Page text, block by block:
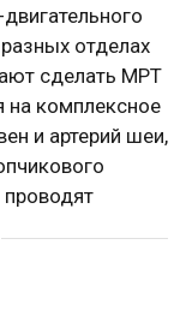
отделах
сделать МРТ
на комплексное
и артерий шеи,
проводят
- полчаса.